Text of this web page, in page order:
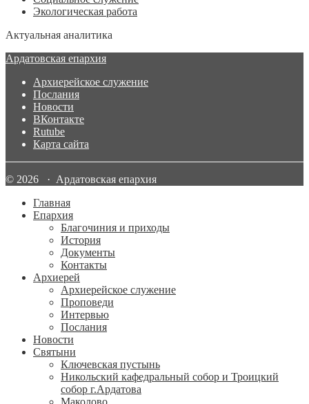
Экологическая работа
Актуальная аналитика
Ардатовская епархия
Архиерейское служение
Послания
Новости
ВКонтакте
Rutube
Карта сайта
© 2026 · Ардатовская епархия
Главная
Епархия
Благочиния и приходы
История
Документы
Контакты
Архиерей
Архиерейское служение
Проповеди
Интервью
Послания
Новости
Святыни
Ключевская пустынь
Никольский кафедральный собор и Троицкий
собор г.Ардатова
Маколово